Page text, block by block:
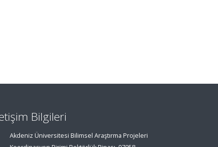
Bilgileri
Akdeniz Üniversitesi Bilimsel Araştırma Projeleri